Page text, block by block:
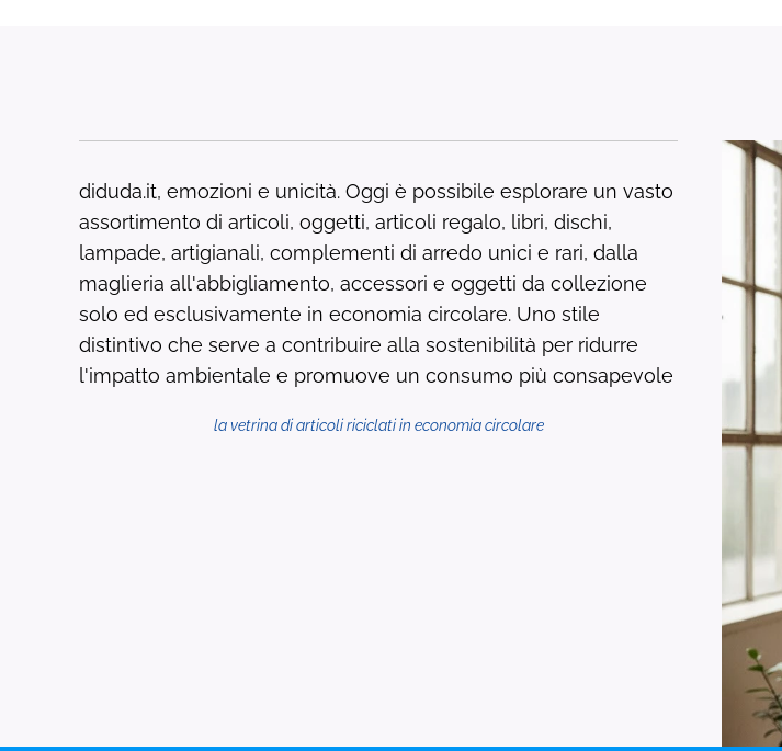
diduda.it, emozioni e unicità. Oggi è possibile esplorare un vasto
assortimento di articoli, oggetti, articoli regalo, libri, dischi,
lampade, artigianali, complementi di arredo unici e rari, dalla
maglieria all'abbigliamento, accessori e oggetti da collezione
solo ed esclusivamente in economia circolare. Uno stile
distintivo che serve a contribuire alla sostenibilità per ridurre
l'impatto ambientale e promuove un consumo più consapevole
la vetrina di articoli riciclati in economia circolare